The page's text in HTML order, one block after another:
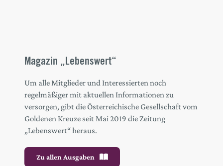
Magazin „Lebenswert“
Um alle Mitglieder und Interessierten noch
regelmäßiger mit aktuellen Informationen zu
versorgen, gibt die Österreichische Gesellschaft vom
Goldenen Kreuze seit Mai 2019 die Zeitung
„Lebenswert“ heraus.
Zu allen Ausgaben